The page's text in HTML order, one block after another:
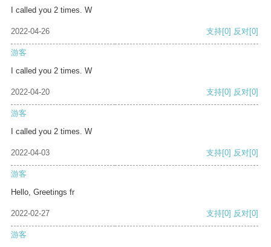
I called you 2 times. W
2022-04-26 支持[0] 反对[0]
游客
I called you 2 times. W
2022-04-20 支持[0] 反对[0]
游客
I called you 2 times. W
2022-04-03 支持[0] 反对[0]
游客
Hello, Greetings fr
2022-02-27 支持[0] 反对[0]
游客